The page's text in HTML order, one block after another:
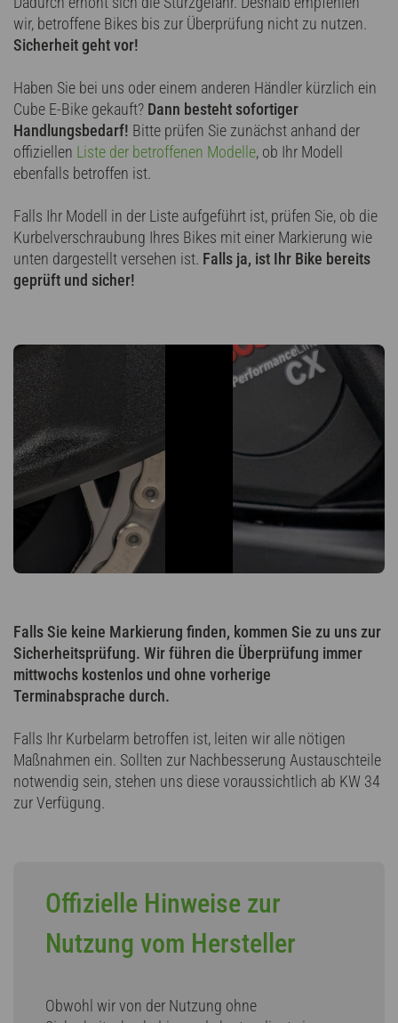
wir, betroffene Bikes bis zur Überprüfung nicht zu nutzen.
Sicherheit geht vor!
Haben Sie bei uns oder einem anderen Händler kürzlich ein
Cube E-Bike gekauft? Dann besteht sofortiger
Handlungsbedarf! Bitte prüfen Sie zunächst anhand der
offiziellen Liste der betroffenen Modelle, ob Ihr Modell
ebenfalls betroffen ist.
Falls Ihr Modell in der Liste aufgeführt ist, prüfen Sie, ob die
Kurbelverschraubung Ihres Bikes mit einer Markierung wie
unten dargestellt versehen ist. Falls ja, ist Ihr Bike bereits
geprüft und sicher!
Falls Sie keine Markierung finden, kommen Sie zu uns zur
Sicherheitsprüfung. Wir führen die Überprüfung immer
mittwochs kostenlos und ohne vorherige
Terminabsprache durch.
Falls Ihr Kurbelarm betroffen ist, leiten wir alle nötigen
Maßnahmen ein. Sollten zur Nachbesserung Austauschteile
notwendig sein, stehen uns diese voraussichtlich ab KW 34
zur Verfügung.
Offizielle Hinweise zur
Nutzung vom Hersteller
Obwohl wir von der Nutzung ohne